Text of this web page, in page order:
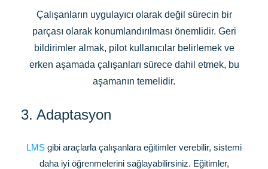
Çalışanların uygulayıcı olarak değil sürecin bir
parçası olarak konumlandırılması önemlidir. Geri
bildirimler almak, pilot kullanıcılar belirlemek ve
erken aşamada çalışanları sürece dahil etmek, bu
aşamanın temelidir.
3. Adaptasyon
LMS gibi araçlarla çalışanlara eğitimler verebilir, sistemi
daha iyi öğrenmelerini sağlayabilirsiniz. Eğitimler,